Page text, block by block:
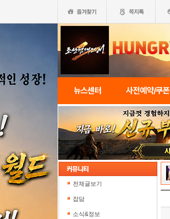
뉴스센터 사전예약/쿠폰
전체글보기
잡담
소식&정보